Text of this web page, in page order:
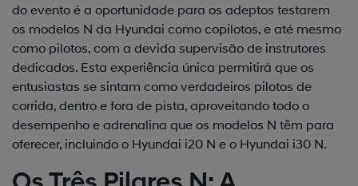
do evento é a oportunidade para os adeptos testarem
os modelos N da Hyundai como copilotos, e até mesmo
como pilotos, com a devida supervisão de instrutores
dedicados. Esta experiência única permitirá que os
entusiastas se sintam como verdadeiros pilotos de
corrida, dentro e fora de pista, aproveitando todo o
desempenho e adrenalina que os modelos N têm para
oferecer, incluindo o Hyundai i20 N e o Hyundai i30 N.